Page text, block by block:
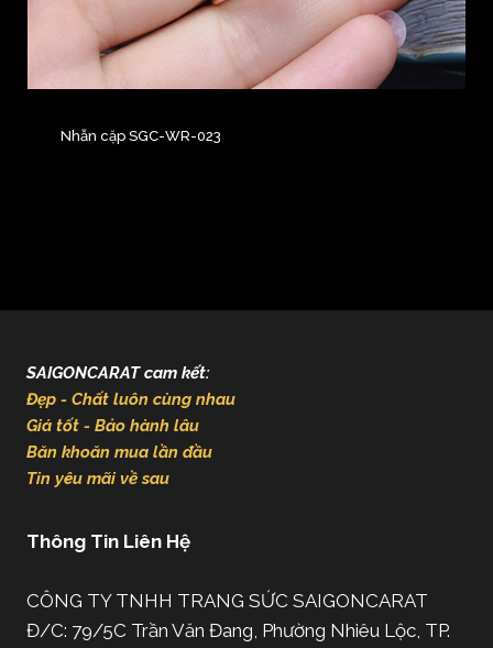
Nhẫn cặp SGC-WR-023
SAIGONCARAT cam kết:
Đẹp - Chất luôn cùng nhau
Giá tốt - Bảo hành lâu
Băn khoăn mua lần đầu
Tin yêu mãi về sau
Thông Tin Liên Hệ
CÔNG TY TNHH TRANG SỨC SAIGONCARAT
Đ/C: 79/5C Trần Văn Đang, Phường Nhiêu Lộc, TP.